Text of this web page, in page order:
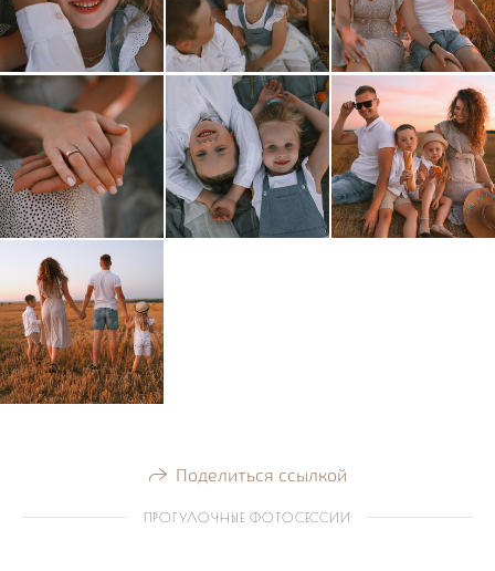
Поделиться ссылкой
ПРОГУЛОЧНЫЕ ФОТОСЕССИИ